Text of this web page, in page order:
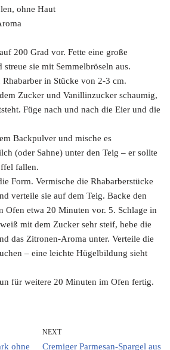
ohne Haut
200 Grad vor. Fette eine große
sie mit Semmelbröseln aus.
Rhabarber in Stücke von 2-3 cm.
Zucker und Vanillinzucker schaumig,
Füge nach und nach die Eier und die
Backpulver und mische es
(oder Sahne) unter den Teig – er sollte
fallen.
Form. Vermische die Rhabarberstücke
verteile sie auf dem Teig. Backe den
Ofen etwa 20 Minuten vor. 5. Schlage in
mit dem Zucker sehr steif, hebe die
das Zitronen-Aroma unter. Verteile die
– eine leichte Hügelbildung sieht
für weitere 20 Minuten im Ofen fertig.
ohne
NEXT
Cremiger Parmesan-Spargel aus